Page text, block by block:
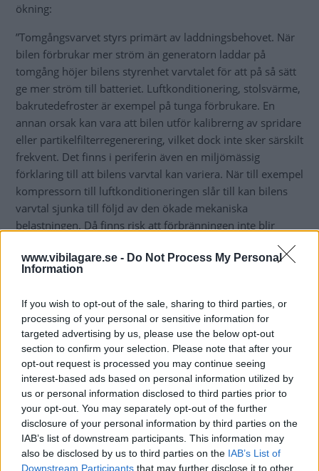
www.vibilagare.se - Do Not Process My Personal
Information
If you wish to opt-out of the sale, sharing to third parties, or
processing of your personal or sensitive information for
targeted advertising by us, please use the below opt-out
section to confirm your selection. Please note that after your
opt-out request is processed you may continue seeing
interest-based ads based on personal information utilized by
us or personal information disclosed to third parties prior to
your opt-out. You may separately opt-out of the further
disclosure of your personal information by third parties on the
IAB’s list of downstream participants. This information may
also be disclosed by us to third parties on the IAB’s List of
Downstream Participants that may further disclose it to other
ökning:
”Tomgångsvarvet styrs primärt av laddningsbehovet. När
bilen förbrukar mer ström än generatorn laddar på
tomgång höjer bilens styrenhet varvtalet för att på så sätt
ge mer ström till batteriet. Luftkonditionering, stolsvärme,
bakrutedefroster är exempel på tunga förbrukare. En
annan orsak kan vara att bilen utför kalibrerng av spridare
eller partikelfilterregenerering, vilket dock inte sker särskilt
frekvent. Det finns i periferin även en miljömässig
förklaring till att bilens varvtal kan variera. När till exempel
kompressorn till luftkonditioneringen slår till kan bilens
varvtal sjunka till följd av den ökade mekaniska
belastningen. Då finns risk att förbränningen inte blir
fullständig med ändrade utsläppsnivåer som följd. Genom
att justera varvtalet kan förbränningen optimeras så att
bilen håller sig inom de nivåer de respektive Euro-
Alla dessa förklaringar är tänkbara men vi har inte träffat
på fenomenet hos andra dieslar. Då bilen uppenbarligen
gör detta med goda avsikter är det kanske något du får
leva med.
Bengt Dieden
DIskutera : Hur skulle du svara på frågan?